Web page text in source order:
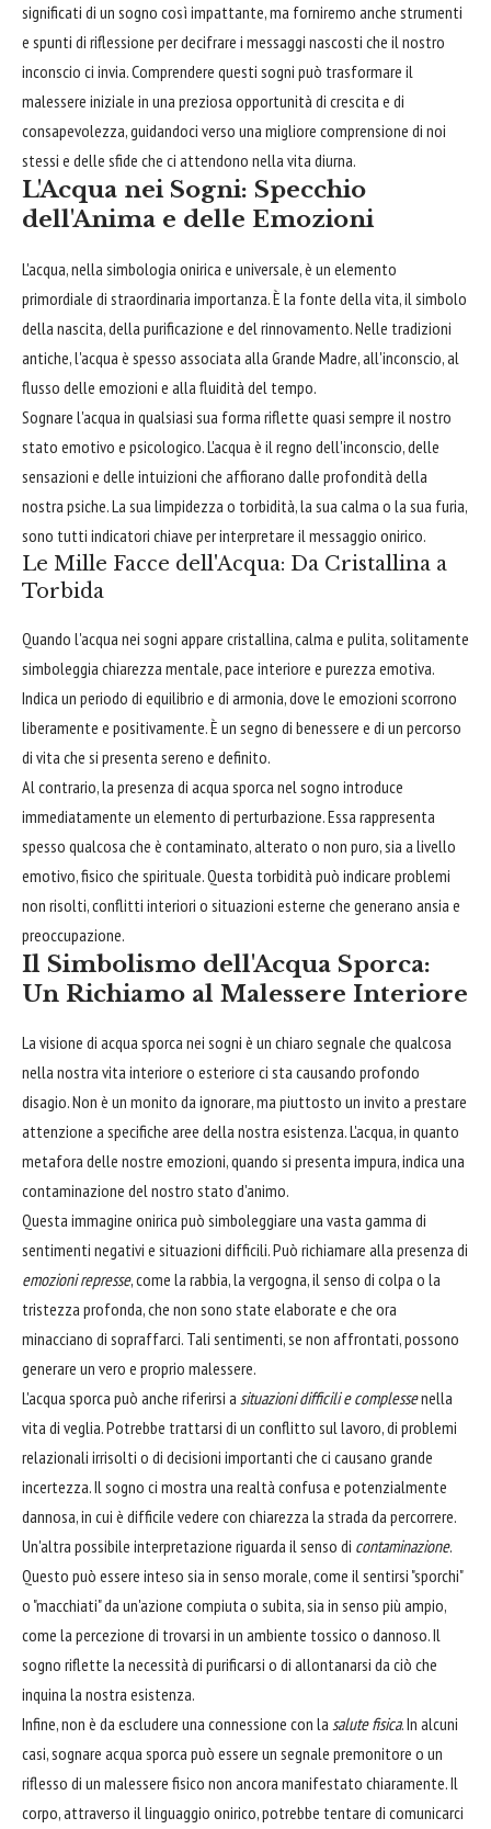
significati di un sogno così impattante, ma forniremo anche strumenti
e spunti di riflessione per decifrare i messaggi nascosti che il nostro
inconscio ci invia. Comprendere questi sogni può trasformare il
malessere iniziale in una preziosa opportunità di crescita e di
consapevolezza, guidandoci verso una migliore comprensione di noi
stessi e delle sfide che ci attendono nella vita diurna.
L'Acqua nei Sogni: Specchio
dell'Anima e delle Emozioni
L'acqua, nella simbologia onirica e universale, è un elemento
primordiale di straordinaria importanza. È la fonte della vita, il simbolo
della nascita, della purificazione e del rinnovamento. Nelle tradizioni
antiche, l'acqua è spesso associata alla Grande Madre, all'inconscio, al
flusso delle emozioni e alla fluidità del tempo.
Sognare l'acqua in qualsiasi sua forma riflette quasi sempre il nostro
stato emotivo e psicologico. L'acqua è il regno dell'inconscio, delle
sensazioni e delle intuizioni che affiorano dalle profondità della
nostra psiche. La sua limpidezza o torbidità, la sua calma o la sua furia,
sono tutti indicatori chiave per interpretare il messaggio onirico.
Le Mille Facce dell'Acqua: Da Cristallina a
Torbida
Quando l'acqua nei sogni appare cristallina, calma e pulita, solitamente
simboleggia chiarezza mentale, pace interiore e purezza emotiva.
Indica un periodo di equilibrio e di armonia, dove le emozioni scorrono
liberamente e positivamente. È un segno di benessere e di un percorso
di vita che si presenta sereno e definito.
Al contrario, la presenza di acqua sporca nel sogno introduce
immediatamente un elemento di perturbazione. Essa rappresenta
spesso qualcosa che è contaminato, alterato o non puro, sia a livello
emotivo, fisico che spirituale. Questa torbidità può indicare problemi
non risolti, conflitti interiori o situazioni esterne che generano ansia e
preoccupazione.
Il Simbolismo dell'Acqua Sporca:
Un Richiamo al Malessere Interiore
La visione di acqua sporca nei sogni è un chiaro segnale che qualcosa
nella nostra vita interiore o esteriore ci sta causando profondo
disagio. Non è un monito da ignorare, ma piuttosto un invito a prestare
attenzione a specifiche aree della nostra esistenza. L'acqua, in quanto
metafora delle nostre emozioni, quando si presenta impura, indica una
contaminazione del nostro stato d'animo.
Questa immagine onirica può simboleggiare una vasta gamma di
sentimenti negativi e situazioni difficili. Può richiamare alla presenza di
emozioni represse, come la rabbia, la vergogna, il senso di colpa o la
tristezza profonda, che non sono state elaborate e che ora
minacciano di sopraffarci. Tali sentimenti, se non affrontati, possono
generare un vero e proprio malessere.
L'acqua sporca può anche riferirsi a situazioni difficili e complessenella
vita di veglia. Potrebbe trattarsi di un conflitto sul lavoro, di problemi
relazionali irrisolti o di decisioni importanti che ci causano grande
incertezza. Il sogno ci mostra una realtà confusa e potenzialmente
dannosa, in cui è difficile vedere con chiarezza la strada da percorrere.
Un'altra possibile interpretazione riguarda il senso di contaminazione.
Questo può essere inteso sia in senso morale, come il sentirsi "sporchi"
o "macchiati" da un'azione compiuta o subita, sia in senso più ampio,
come la percezione di trovarsi in un ambiente tossico o dannoso. Il
sogno riflette la necessità di purificarsi o di allontanarsi da ciò che
inquina la nostra esistenza.
Infine, non è da escludere una connessione con la salute fisica. In alcuni
casi, sognare acqua sporca può essere un segnale premonitore o un
riflesso di un malessere fisico non ancora manifestato chiaramente. Il
corpo, attraverso il linguaggio onirico, potrebbe tentare di comunicarci